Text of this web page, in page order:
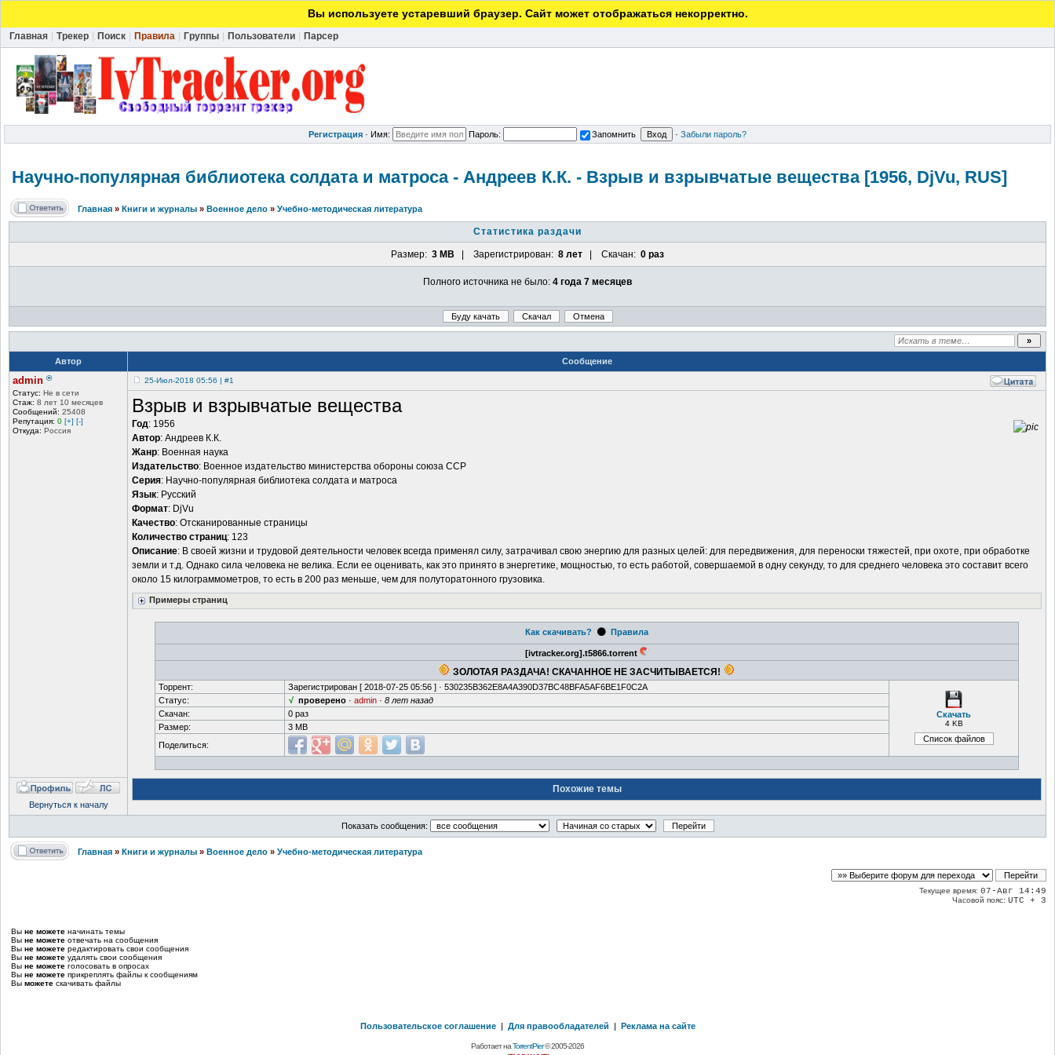
Вы используете устаревший браузер. Сайт может отображаться некорректно.
Главная Трекер Поиск Правила Группы Пользователи Парсер
Регистрация · Имя: Пароль: Запомнить · Забыли пароль?
Научно-популярная библиотека солдата и матроса - Андреев К.К. - Взрыв и взрывчатые вещества [1956, DjVu, RUS]
Главная » Книги и журналы » Военное дело » Учебно-методическая литература
Статистика раздачи
Размер: 3 MB | Зарегистрирован: 8 лет | Скачан: 0 раз
Полного источника не было: 4 года 7 месяцев
Автор Сообщение
admin ®
Статус: Не в сети
Стаж: 8 лет 10 месяцев
Сообщений: 25408
Репутация: 0 [+] [-]
Откуда: Россия
25-Июл-2018 05:56 | #1
Взрыв и взрывчатые вещества
Год: 1956
Автор: Андреев К.К.
Жанр: Военная наука
Издательство: Военное издательство министерства обороны союза ССР
Серия: Научно-популярная библиотека солдата и матроса
Язык: Русский
Формат: DjVu
Качество: Отсканированные страницы
Количество страниц: 123
Описание: В своей жизни и трудовой деятельности человек всегда применял силу, затрачивал свою энергию для разных целей: для передвижения, для переноски тяжестей, при охоте, при обработке
земли и т.д. Однако сила человека не велика. Если ее оценивать, как это принято в энергетике, мощностью, то есть работой, совершаемой в одну секунду, то для среднего человека это составит всего
около 15 килограммометров, то есть в 200 раз меньше, чем для полуторатонного грузовика.
Примеры страниц
Как скачивать? ⚫ Правила
[ivtracker.org].t5866.torrent
ЗОЛОТАЯ РАЗДАЧА! СКАЧАННОЕ НЕ ЗАСЧИТЫВАЕТСЯ!
Торрент: Зарегистрирован [ 2018-07-25 05:56 ] · 530235B362E8A4A390D37BC48BFA5AF6BE1F0C2A
Скачать
4 KB
Статус: √ проверено · admin · 8 лет назад
Скачан:
0 раз
Размер:
3 MB
Поделиться:
Похожие темы
Вернуться к началу
Показать сообщения:
Главная » Книги и журналы » Военное дело » Учебно-методическая литература
Текущее время: 07-Авг 14:49
Часовой пояс: UTC + 3
Вы не можете начинать темы
Вы не можете отвечать на сообщения
Вы не можете редактировать свои сообщения
Вы не можете удалять свои сообщения
Вы не можете голосовать в опросах
Вы не можете прикреплять файлы к сообщениям
Вы можете скачивать файлы
Пользовательское соглашение | Для правообладателей | Реклама на сайте
Работает наTorrentPier© 2005-2026